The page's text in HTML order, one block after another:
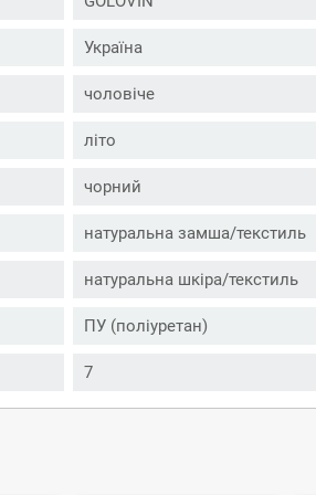
Україна
чоловіче
літо
чорний
натуральна замша/текстиль
натуральна шкіра/текстиль
ПУ (поліуретан)
7